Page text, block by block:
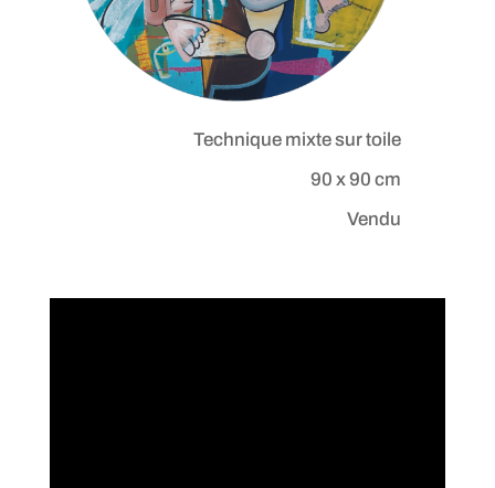
Technique mixte sur toile
90 x 90 cm
Vendu